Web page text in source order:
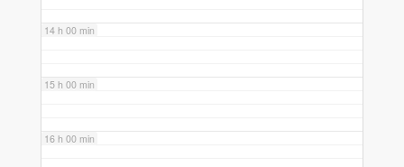
14 h 00 min
15 h 00 min
16 h 00 min